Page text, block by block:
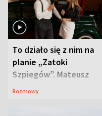
To działo się z nim na
planie „Zatoki
Szpiegów”. Mateusz
Janicki odsłonił
Rozmowy